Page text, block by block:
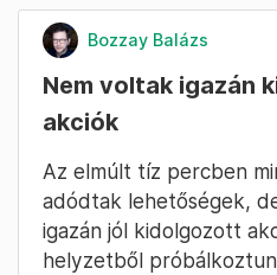
Bozzay Balázs
Nem voltak igazán
akciók
Az elmúlt tíz percben
adódtak lehetőségek,
igazán jól kidolgozott
helyzetből